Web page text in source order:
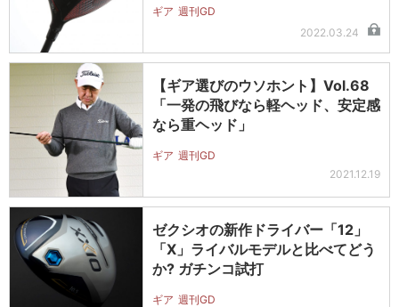
ギア 週刊GD
2022.03.24
【ギア選びのウソホント】Vol.68
「一発の飛びなら軽ヘッド、安定感
なら重ヘッド」
ギア 週刊GD
2021.12.19
ゼクシオの新作ドライバー「12」
「X」ライバルモデルと比べてどう
か? ガチンコ試打
ギア 週刊GD